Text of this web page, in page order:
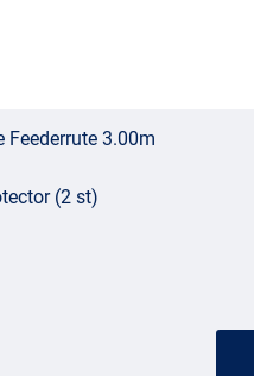
Feederrute 3.00m
(2 st)